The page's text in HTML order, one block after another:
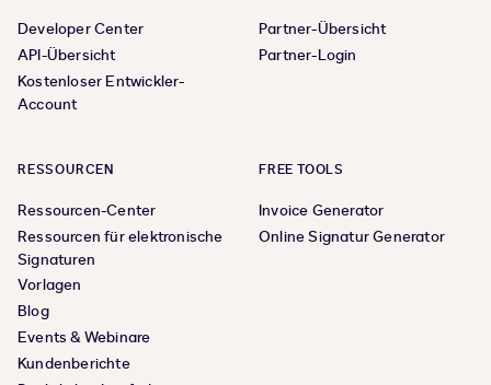
Developer Center
API-Übersicht
Kostenloser Entwickler-
Account
Partner-Übersicht
Partner-Login
RESSOURCEN
Ressourcen-Center
Ressourcen für elektronische
Signaturen
Vorlagen
Blog
Events & Webinare
Kundenberichte
FREE TOOLS
Invoice Generator
Online Signatur Generator